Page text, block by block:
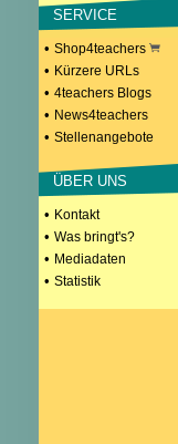
SERVICE
• Shop4teachers
• Kürzere URLs
• 4teachers Blogs
• News4teachers
• Stellenangebote
ÜBER UNS
• Kontakt
• Was bringt's?
• Mediadaten
• Statistik